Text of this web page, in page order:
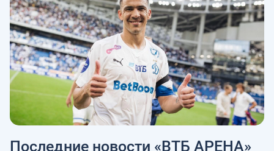
Последние новости «ВТБ АРЕНА»